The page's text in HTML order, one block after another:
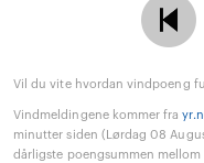
Vil du vite hvordan vindpoeng
Vindmeldingene kommer fra
minutter siden (Lørdag 08
dårligste poengsummen